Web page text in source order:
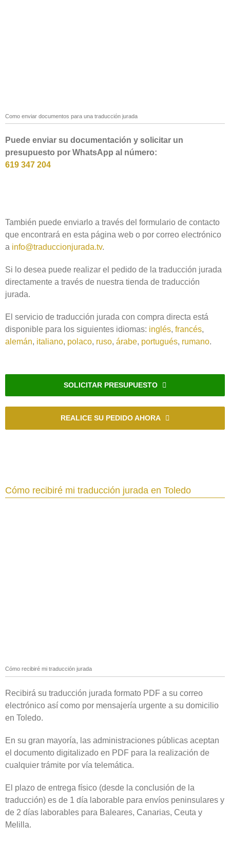
Como enviar documentos para una traducción jurada
Puede enviar su documentación y solicitar un
presupuesto por WhatsApp al número:
619 347 204
También puede enviarlo a través del formulario de contacto
que encontrará en esta página web o por correo electrónico
a info@traduccionjurada.tv.
Si lo desea puede realizar el pedido de la traducción jurada
directamente a través de nuestra tienda de traducción
jurada.
El servicio de traducción jurada con compra directa está
disponible para los siguientes idiomas: inglés, francés,
alemán, italiano, polaco, ruso, árabe, portugués, rumano.
SOLICITAR PRESUPUESTO
REALICE SU PEDIDO AHORA
Cómo recibiré mi traducción jurada en Toledo‎
Cómo recibiré mi traducción jurada
Recibirá su traducción jurada formato PDF a su correo
electrónico así como por mensajería urgente a su domicilio
en Toledo‎.
En su gran mayoría, las administraciones públicas aceptan
el documento digitalizado en PDF para la realización de
cualquier trámite por vía telemática.
El plazo de entrega físico (desde la conclusión de la
traducción) es de 1 día laborable para envíos peninsulares y
de 2 días laborables para Baleares, Canarias, Ceuta y
Melilla.